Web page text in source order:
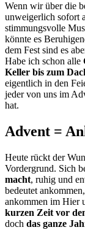
Wenn wir über die
unweigerlich sofort
stimmungsvolle
könnte es
dem Fest sind es
Habe ich schon alle
Keller bis zum
eigentlich in den
jeder von uns im
hat.
Advent =
Heute rückt der
Vordergrund. Sich
macht, ruhig und
bedeutet
ankommen im Hier
kurzen Zeit vor
doch das ganze